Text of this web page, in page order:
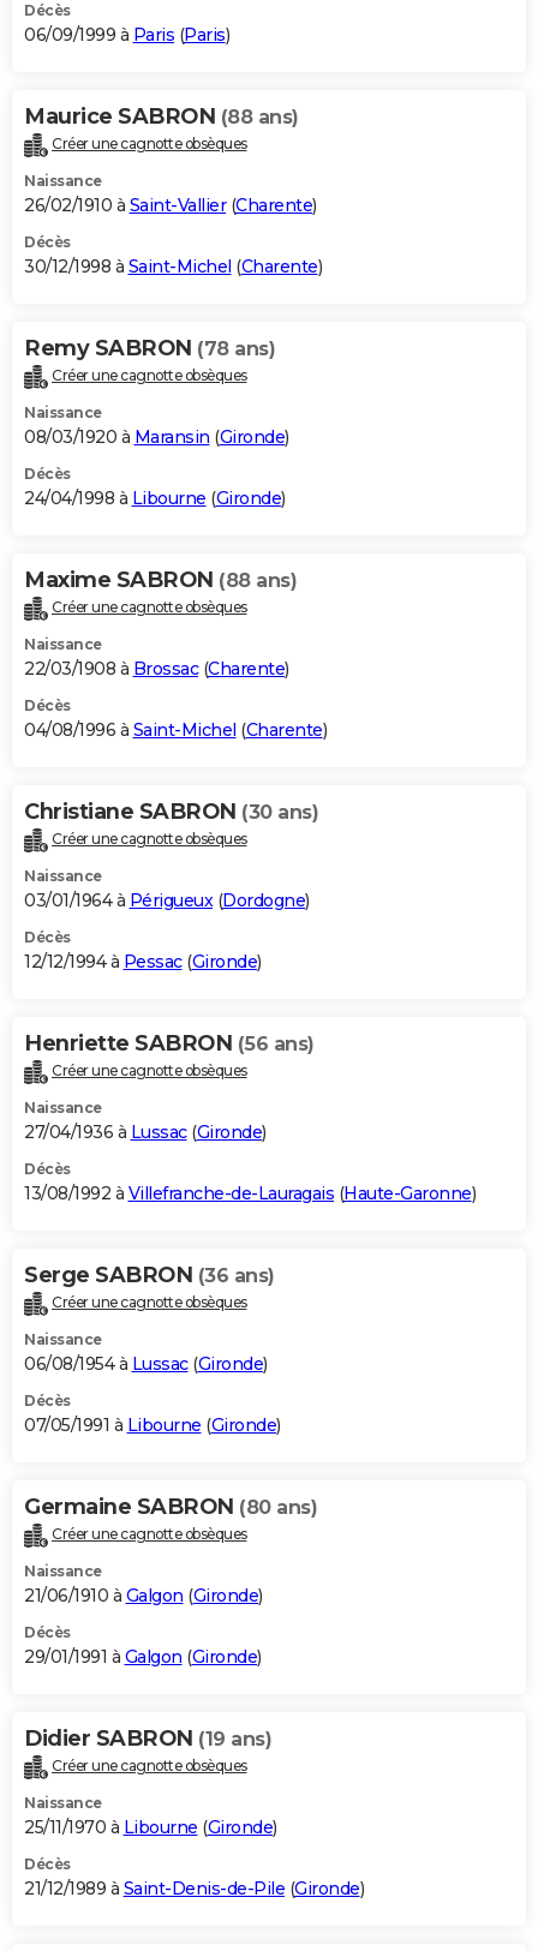
Décès
06/09/1999 à Paris (Paris)
Maurice SABRON (88 ans)
Créer une cagnotte obsèques
Naissance
26/02/1910 à Saint-Vallier(Charente)
Décès
30/12/1998 à Saint-Michel (Charente)
Remy SABRON (78 ans)
Créer une cagnotte obsèques
Naissance
08/03/1920 à Maransin (Gironde)
Décès
24/04/1998 à Libourne (Gironde)
Maxime SABRON (88 ans)
Créer une cagnotte obsèques
Naissance
22/03/1908 à Brossac(Charente)
Décès
04/08/1996 à Saint-Michel (Charente)
Christiane SABRON (30 ans)
Créer une cagnotte obsèques
Naissance
03/01/1964 à Périgueux(Dordogne)
Décès
12/12/1994 à Pessac(Gironde)
Henriette SABRON (56 ans)
Créer une cagnotte obsèques
Naissance
27/04/1936 à Lussac(Gironde)
Décès
13/08/1992 à Villefranche-de-Lauragais (Haute-Garonne)
Serge SABRON (36 ans)
Créer une cagnotte obsèques
Naissance
06/08/1954 à Lussac(Gironde)
Décès
07/05/1991 à Libourne (Gironde)
Germaine SABRON (80 ans)
Créer une cagnotte obsèques
Naissance
21/06/1910 à Galgon (Gironde)
Décès
29/01/1991 à Galgon (Gironde)
Didier SABRON (19 ans)
Créer une cagnotte obsèques
Naissance
25/11/1970 à Libourne (Gironde)
Décès
21/12/1989 à Saint-Denis-de-Pile (Gironde)